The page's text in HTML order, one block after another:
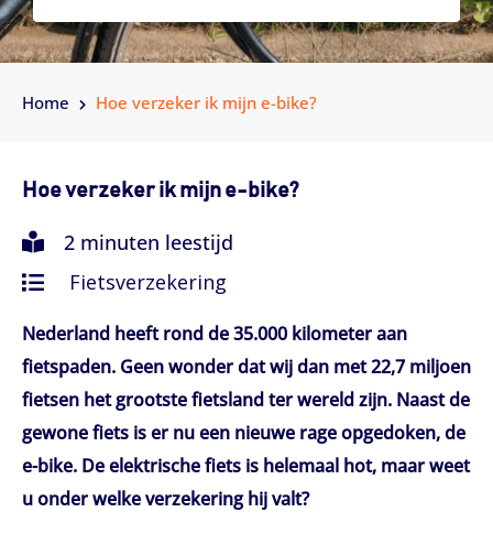
Home Hoe verzeker ik mijn e-bike?
Hoe verzeker ik mijn e-bike?
2 minuten leestijd
Fietsverzekering
Nederland heeft rond de 35.000 kilometer aan
fietspaden. Geen wonder dat wij dan met 22,7 miljoen
fietsen het grootste fietsland ter wereld zijn. Naast de
gewone fiets is er nu een nieuwe rage opgedoken, de
e-bike. De elektrische fiets is helemaal hot, maar weet
u onder welke verzekering hij valt?